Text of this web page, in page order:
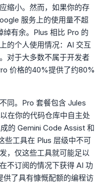
缩小。然而，如果你的存
服务上的使用量不超
有余。Plus 相比 Pro 的
的个人使用情况：AI 交互
对于大多数不属于开发者
价格的40%提供了约80%
同。Pro 套餐包含 Jules
在你的代码仓库中自主处
的 Gemini Code Assist 和
些工具在 Plus 层级中不可
，仅这些工具就可能足以
不订阅的情况下获得 AI 功
供了具有慷慨配额的编程访